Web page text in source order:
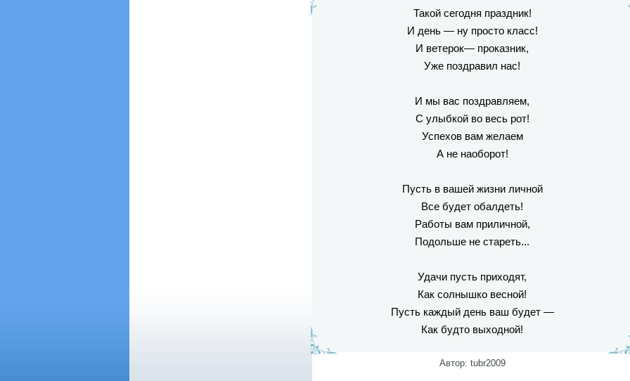
Такой сегодня праздник!
И день — ну просто класс!
И ветерок— проказник,
Уже поздравил нас!
И мы вас поздравляем,
С улыбкой во весь рот!
Успехов вам желаем
А не наоборот!
Пусть в вашей жизни личной
Все будет обалдеть!
Работы вам приличной,
Подольше не стареть...
Удачи пусть приходят,
Как солнышко весной!
Пусть каждый день ваш будет —
Как будто выходной!
Автор: tubr2009